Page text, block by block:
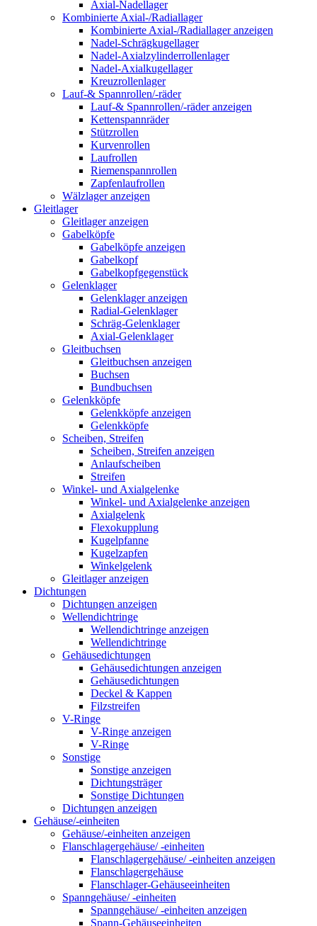
Axial-Nadellager
Kombinierte Axial-/Radiallager
Kombinierte Axial-/Radiallager anzeigen
Nadel-Schrägkugellager
Nadel-Axialzylinderrollenlager
Nadel-Axialkugellager
Kreuzrollenlager
Lauf-& Spannrollen/-räder
Lauf-& Spannrollen/-räder anzeigen
Kettenspannräder
Stützrollen
Kurvenrollen
Laufrollen
Riemenspannrollen
Zapfenlaufrollen
Wälzlager anzeigen
Gleitlager
Gleitlager anzeigen
Gabelköpfe
Gabelköpfe anzeigen
Gabelkopf
Gabelkopfgegenstück
Gelenklager
Gelenklager anzeigen
Radial-Gelenklager
Schräg-Gelenklager
Axial-Gelenklager
Gleitbuchsen
Gleitbuchsen anzeigen
Buchsen
Bundbuchsen
Gelenkköpfe
Gelenkköpfe anzeigen
Gelenkköpfe
Scheiben, Streifen
Scheiben, Streifen anzeigen
Anlaufscheiben
Streifen
Winkel- und Axialgelenke
Winkel- und Axialgelenke anzeigen
Axialgelenk
Flexokupplung
Kugelpfanne
Kugelzapfen
Winkelgelenk
Gleitlager anzeigen
Dichtungen
Dichtungen anzeigen
Wellendichtringe
Wellendichtringe anzeigen
Wellendichtringe
Gehäusedichtungen
Gehäusedichtungen anzeigen
Gehäusedichtungen
Deckel & Kappen
Filzstreifen
V-Ringe
V-Ringe anzeigen
V-Ringe
Sonstige
Sonstige anzeigen
Dichtungsträger
Sonstige Dichtungen
Dichtungen anzeigen
Gehäuse/-einheiten
Gehäuse/-einheiten anzeigen
Flanschlagergehäuse/ -einheiten
Flanschlagergehäuse/ -einheiten anzeigen
Flanschlagergehäuse
Flanschlager-Gehäuseeinheiten
Spanngehäuse/ -einheiten
Spanngehäuse/ -einheiten anzeigen
Spann-Gehäuseeinheiten